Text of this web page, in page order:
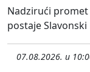
Nadzirući
postaje Slavonski
07.08.2026. u